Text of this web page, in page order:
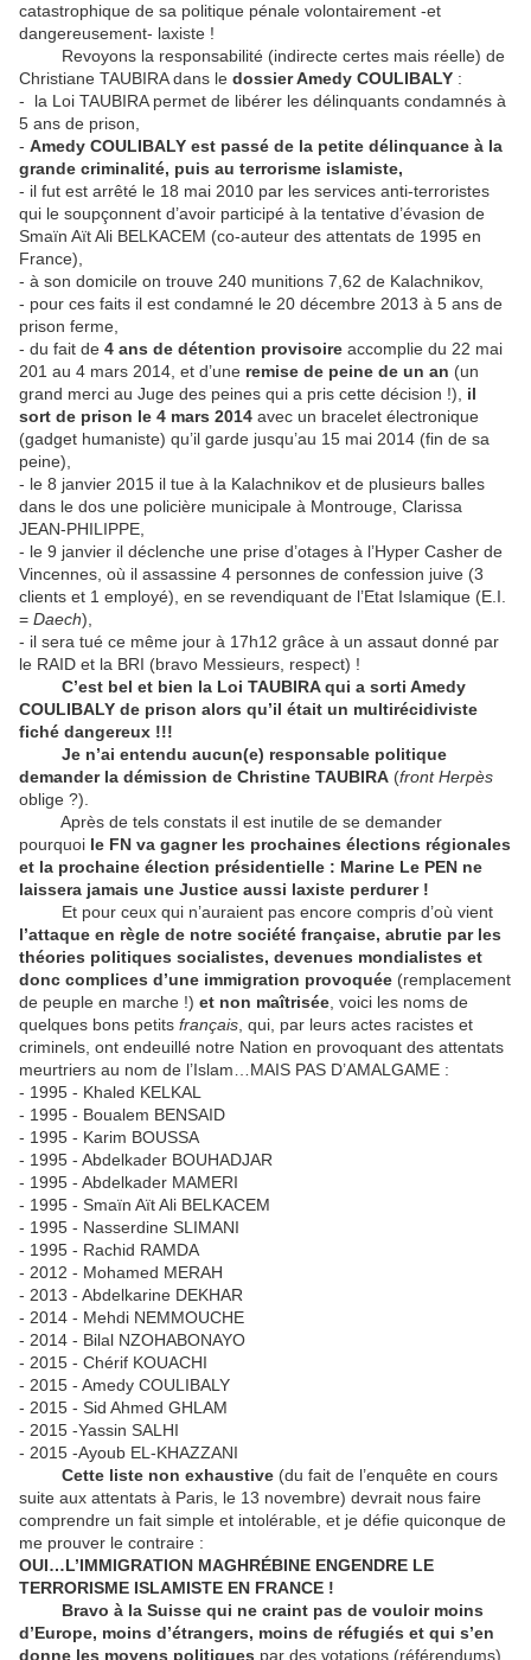
catastrophique de sa politique pénale volontairement -et
dangereusement- laxiste !
Revoyons la responsabilité (indirecte certes mais réelle) de
Christiane TAUBIRA dans le dossier Amedy COULIBALY :
- la Loi TAUBIRA permet de libérer les délinquants condamnés à
5 ans de prison,
- Amedy COULIBALY est passé de la petite délinquance à la
grande criminalité, puis au terrorisme islamiste,
- il fut est arrêté le 18 mai 2010 par les services anti-terroristes
qui le soupçonnent d’avoir participé à la tentative d’évasion de
Smaïn Aït Ali BELKACEM (co-auteur des attentats de 1995 en
France),
- à son domicile on trouve 240 munitions 7,62 de Kalachnikov,
- pour ces faits il est condamné le 20 décembre 2013 à 5 ans de
prison ferme,
- du fait de 4 ans de détention provisoire accomplie du 22 mai
201 au 4 mars 2014, et d’une remise de peine de un an (un
grand merci au Juge des peines qui a pris cette décision !), il
sort de prison le 4 mars 2014 avec un bracelet électronique
(gadget humaniste) qu’il garde jusqu’au 15 mai 2014 (fin de sa
peine),
- le 8 janvier 2015 il tue à la Kalachnikov et de plusieurs balles
dans le dos une policière municipale à Montrouge, Clarissa
JEAN-PHILIPPE,
- le 9 janvier il déclenche une prise d’otages à l’Hyper Casher de
Vincennes, où il assassine 4 personnes de confession juive (3
clients et 1 employé), en se revendiquant de l’Etat Islamique (E.I.
= Daech),
- il sera tué ce même jour à 17h12 grâce à un assaut donné par
le RAID et la BRI (bravo Messieurs, respect) !
C’est bel et bien la Loi TAUBIRA qui a sorti Amedy
COULIBALY de prison alors qu’il était un multirécidiviste
fiché dangereux !!!
Je n’ai entendu aucun(e) responsable politique
demander la démission de Christine TAUBIRA (front Herpès
oblige ?).
Après de tels constats il est inutile de se demander
pourquoi le FN va gagner les prochaines élections régionales
et la prochaine élection présidentielle : Marine Le PEN ne
laissera jamais une Justice aussi laxiste perdurer !
Et pour ceux qui n’auraient pas encore compris d’où vient
l’attaque en règle de notre société française, abrutie par les
théories politiques socialistes, devenues mondialistes et
donc complices d’une immigration provoquée (remplacement
de peuple en marche !) et non maîtrisée , voici les noms de
quelques bons petits français , qui, par leurs actes racistes et
criminels, ont endeuillé notre Nation en provoquant des attentats
meurtriers au nom de l’Islam…MAIS PAS D’AMALGAME :
- 1995 - Khaled KELKAL
- 1995 - Boualem BENSAID
- 1995 - Karim BOUSSA
- 1995 - Abdelkader BOUHADJAR
- 1995 - Abdelkader MAMERI
- 1995 - Smaïn Aït Ali BELKACEM
- 1995 - Nasserdine SLIMANI
- 1995 - Rachid RAMDA
- 2012 - Mohamed MERAH
- 2013 - Abdelkarine DEKHAR
- 2014 - Mehdi NEMMOUCHE
- 2014 - Bilal NZOHABONAYO
- 2015 - Chérif KOUACHI
- 2015 - Amedy COULIBALY
- 2015 - Sid Ahmed GHLAM
- 2015 -Yassin SALHI
- 2015 -Ayoub EL-KHAZZANI
Cette liste non exhaustive (du fait de l’enquête en cours
suite aux attentats à Paris, le 13 novembre) devrait nous faire
comprendre un fait simple et intolérable, et je défie quiconque de
me prouver le contraire :
OUI…L’IMMIGRATION MAGHRÉBINE ENGENDRE LE
TERRORISME ISLAMISTE EN FRANCE !
Bravo à la Suisse qui ne craint pas de vouloir moins
d’Europe, moins d’étrangers, moins de réfugiés et qui s’en
donne les moyens politiques par des votations (référendums)